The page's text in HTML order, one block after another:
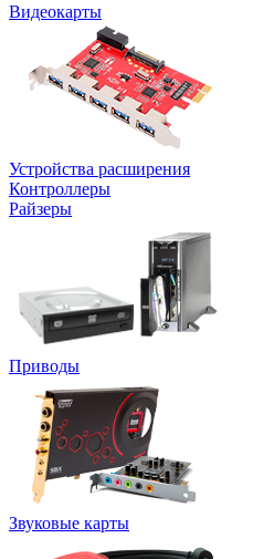
Видеокарты
Устройства расширения
Контроллеры
Райзеры
Приводы
Звуковые карты